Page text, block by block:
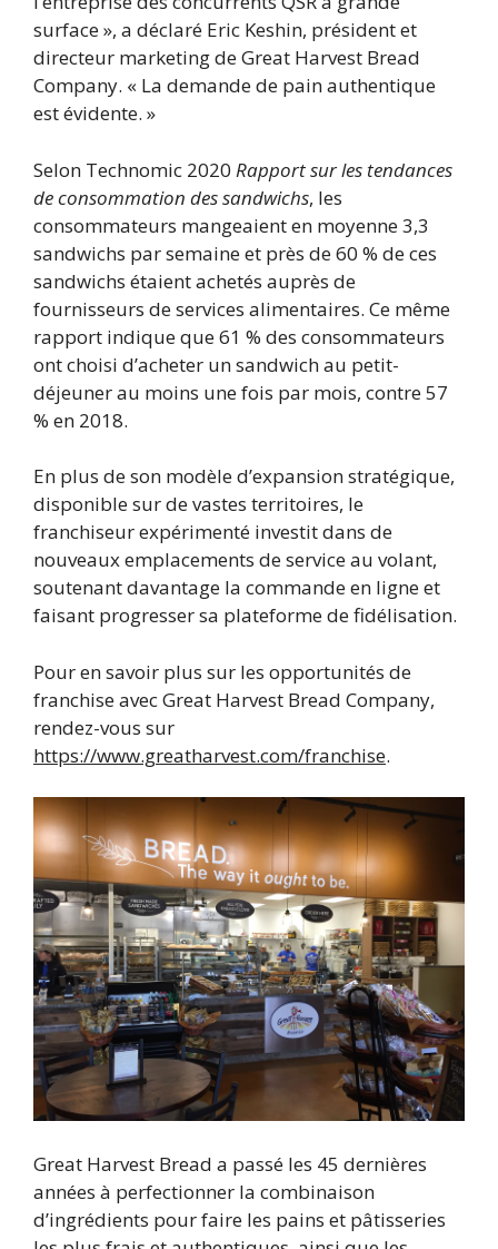
surface », a déclaré Eric Keshin, président et
directeur marketing de Great Harvest Bread
Company. « La demande de pain authentique
est évidente. »
Selon Technomic 2020 Rapport sur les tendances
de consommation des sandwichs, les
consommateurs mangeaient en moyenne 3,3
sandwichs par semaine et près de 60 % de ces
sandwichs étaient achetés auprès de
fournisseurs de services alimentaires. Ce même
rapport indique que 61 % des consommateurs
ont choisi d’acheter un sandwich au petit-
déjeuner au moins une fois par mois, contre 57
% en 2018.
En plus de son modèle d’expansion stratégique,
disponible sur de vastes territoires, le
franchiseur expérimenté investit dans de
nouveaux emplacements de service au volant,
soutenant davantage la commande en ligne et
faisant progresser sa plateforme de fidélisation.
Pour en savoir plus sur les opportunités de
franchise avec Great Harvest Bread Company,
rendez-vous sur
https://www.greatharvest.com/franchise.
Great Harvest Bread a passé les 45 dernières
années à perfectionner la combinaison
d’ingrédients pour faire les pains et pâtisseries